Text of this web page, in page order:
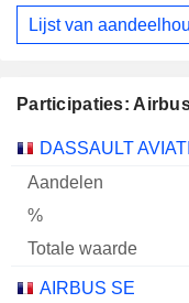
Lijst van
Participaties:
DASSAULT
AIRBUS SE